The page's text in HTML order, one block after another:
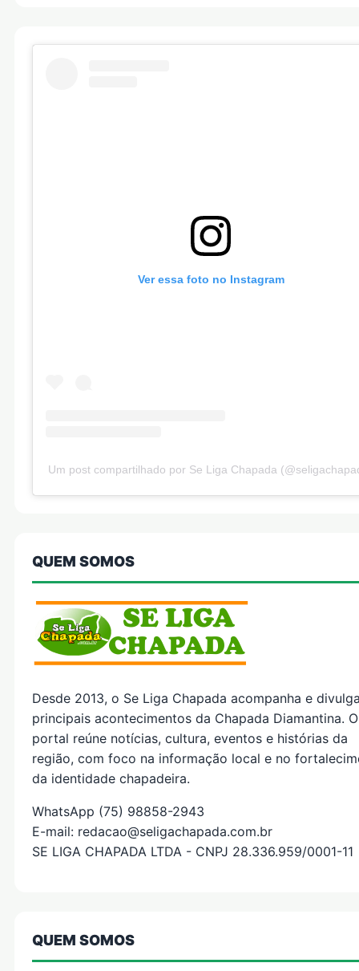
Ver essa foto no Instagram
Um post compartilhado por Se Liga Chapada
QUEM SOMOS
Desde 2013, o Se Liga Chapada acompanha e
principais acontecimentos da Chapada Diamantina. O
portal reúne notícias, cultura, eventos e histórias da
região, com foco na informação local e no
da identidade chapadeira.
WhatsApp (75) 98858-2943
E-mail: redacao@seligachapada.com.br
SE LIGA CHAPADA LTDA - CNPJ 28.336.959/0001-11
QUEM SOMOS